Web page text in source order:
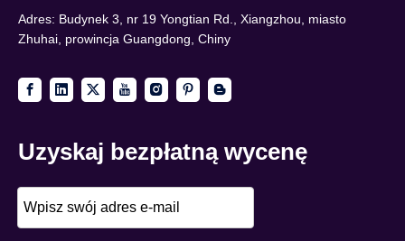
Adres: Budynek 3, nr 19 Yongtian Rd., Xiangzhou, miasto
Zhuhai, prowincja Guangdong, Chiny
Uzyskaj bezpłatną wycenę